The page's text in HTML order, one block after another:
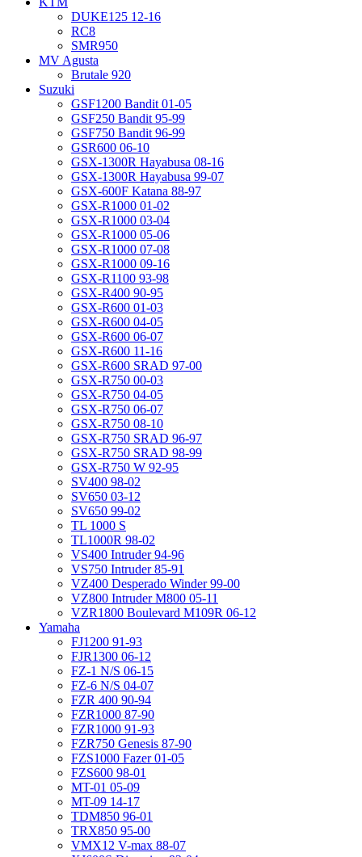
DUKE125 12-16
RC8
SMR950
MV Agusta
Brutale 920
Suzuki
GSF1200 Bandit 01-05
GSF250 Bandit 95-99
GSF750 Bandit 96-99
GSR600 06-10
GSX-1300R Hayabusa 08-16
GSX-1300R Hayabusa 99-07
GSX-600F Katana 88-97
GSX-R1000 01-02
GSX-R1000 03-04
GSX-R1000 05-06
GSX-R1000 07-08
GSX-R1000 09-16
GSX-R1100 93-98
GSX-R400 90-95
GSX-R600 01-03
GSX-R600 04-05
GSX-R600 06-07
GSX-R600 11-16
GSX-R600 SRAD 97-00
GSX-R750 00-03
GSX-R750 04-05
GSX-R750 06-07
GSX-R750 08-10
GSX-R750 SRAD 96-97
GSX-R750 SRAD 98-99
GSX-R750 W 92-95
SV400 98-02
SV650 03-12
SV650 99-02
TL 1000 S
TL1000R 98-02
VS400 Intruder 94-96
VS750 Intruder 85-91
VZ400 Desperado Winder 99-00
VZ800 Intruder M800 05-11
VZR1800 Boulevard M109R 06-12
Yamaha
FJ1200 91-93
FJR1300 06-12
FZ-1 N/S 06-15
FZ-6 N/S 04-07
FZR 400 90-94
FZR1000 87-90
FZR1000 91-93
FZR750 Genesis 87-90
FZS1000 Fazer 01-05
FZS600 98-01
MT-01 05-09
MT-09 14-17
TDM850 96-01
TRX850 95-00
VMX12 V-max 88-07